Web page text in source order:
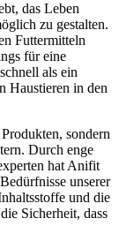
das ‍Leben
zu gestalten.‌
Futtermitteln
für eine
als ​ein
Haustieren in⁢ den‌
sondern⁣
Durch ​enge​
hat Anifit⁣
unserer
‌und ​die
Sicherheit, dass